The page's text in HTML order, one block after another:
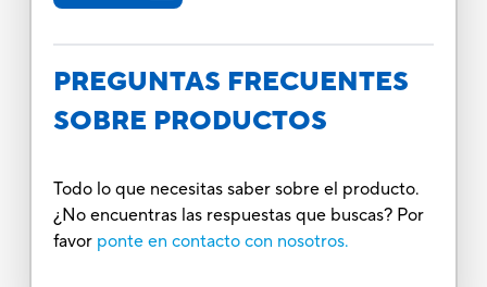
PREGUNTAS FRECUENTES
SOBRE PRODUCTOS
Todo lo que necesitas saber sobre el producto.
¿No encuentras las respuestas que buscas? Por
favor ponte en contacto con nosotros.